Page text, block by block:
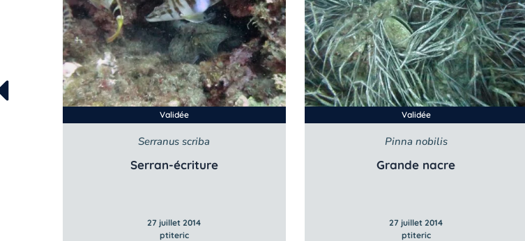
Validée
Serranus scriba
Serran-écriture
27 juillet 2014
ptiteric
Validée
Pinna nobilis
Grande nacre
27 juillet 2014
ptiteric